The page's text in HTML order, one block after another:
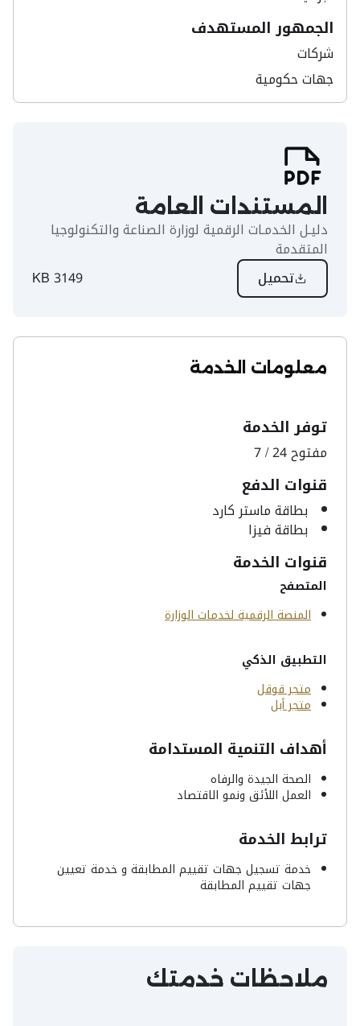
الجمهور المستهدف
شركات
جهات حكومية
المستندات العامة
دليـل الخدمـات الرقمية لوزارة الصناعة والتكنولوجيا
المتقدمة
تحميل
3149 KB
معلومات الخدمة
توفر الخدمة
مفتوح 24 / 7
قنوات الدفع
بطاقة ماستر كارد
بطاقة فيزا
قنوات الخدمة
المتصفح
المنصة الرقمية لخدمات الوزارة
التطبيق الذكي
متجر قوقل
متجر أبل
أهداف التنمية المستدامة
الصحة الجيدة والرفاه
العمل اللأئق ونمو الاقتصاد
ترابط الخدمة
خدمة تسجيل جهات تقييم المطابقة و خدمة تعيين
جهات تقييم المطابقة
ملاحظات خدمتك